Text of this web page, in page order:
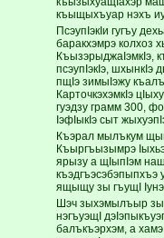
къыщыхъуар нэхъ
ПсэупIэкIи гугъу
баракхэмрэ колхоз
КъызэрыджаIэмкIэ,
псэупIэкIэ, шхынкIэ
пщIэ зимыIэжу
КарточкэхэмкIэ
гуэдзу грамм 300,
IэфIыкIэ сыт
Къэрал мылъкум
Къыргъызымрэ
ярызу а щIыпIэм
къэдгъэсэбэпыпхъэ
ящыщу зы гъущI
Шэч зыхэмылъыр
нэгъуэщI
балъкъэрхэм, а